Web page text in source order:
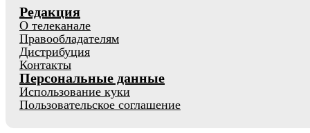
Редакция
О телеканале
Правообладателям
Дистрибуция
Контакты
Персональные данные
Использование куки
Пользовательское соглашение